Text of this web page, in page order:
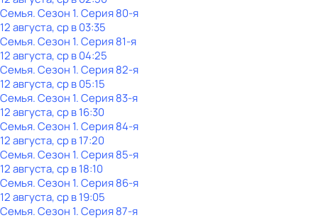
Семья. Сезон 1. Серия 80-я
12 августа, ср в 03:35
Семья. Сезон 1. Серия 81-я
12 августа, ср в 04:25
Семья. Сезон 1. Серия 82-я
12 августа, ср в 05:15
Семья. Сезон 1. Серия 83-я
12 августа, ср в 16:30
Семья. Сезон 1. Серия 84-я
12 августа, ср в 17:20
Семья. Сезон 1. Серия 85-я
12 августа, ср в 18:10
Семья. Сезон 1. Серия 86-я
12 августа, ср в 19:05
Семья. Сезон 1. Серия 87-я